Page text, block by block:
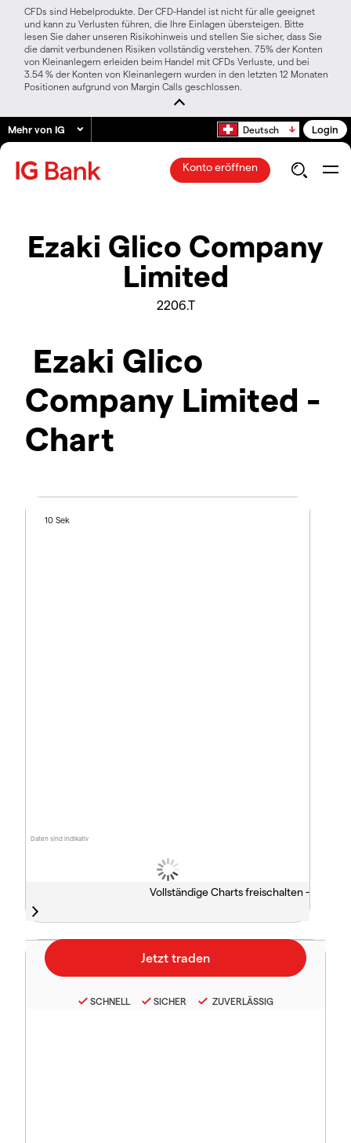
CFDs sind Hebelprodukte. Der CFD-Handel ist nicht für alle geeignet
und kann zu Verlusten führen, die Ihre Einlagen übersteigen. Bitte
lesen Sie daher unseren Risikohinweis und stellen Sie sicher, dass Sie
die damit verbundenen Risiken vollständig verstehen. 75% der Konten
von Kleinanlegern erleiden beim Handel mit CFDs Verluste, und bei
3.54 % der Konten von Kleinanlegern wurden in den letzten 12 Monaten
Positionen aufgrund von Margin Calls geschlossen.
Mehr von IG Deutsch Login
Konto eröffnen
Ezaki Glico Company
Limited
2206.T
Ezaki Glico
Company Limited -
Chart
Daten sind indikativ
10 Sek
Vollständige Charts freischalten -
SCHNELL SICHER ZUVERLÄSSIG